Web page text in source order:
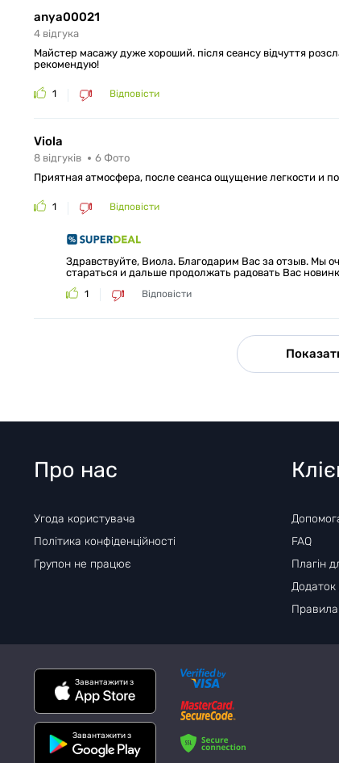
anya00021
4 відгукa
Майстер масажу дуже хороший. після сеансу відчуття
рекомендую!
1 Відповісти
Viola
8 відгуків 6 Фото
Приятная атмосфера, после сеанса ощущение легкости и
1 Відповісти
Здравствуйте, Виола. Благодарим Вас за отзыв. Мы
стараться и дальше продолжать радовать Вас
1 Відповісти
Про нас
Угода користувача
Політика конфіденційності
Групон не працює
FAQ
Плагін
Додаток
Правила
Завантажити з
Завантажити з